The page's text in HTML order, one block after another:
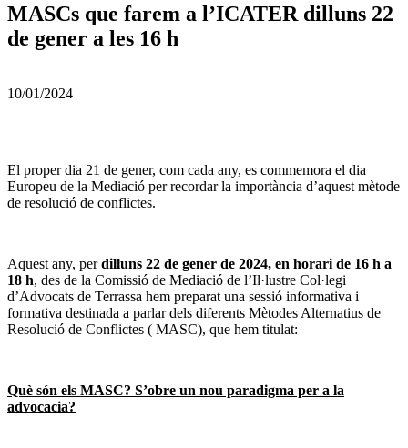
MASCs que farem a l’ICATER dilluns 22
de gener a les 16 h
10/01/2024
El proper dia 21 de gener, com cada any, es commemora el dia
Europeu de la Mediació per recordar la importància d’aquest mètode
de resolució de conflictes.
Aquest any, perdilluns 22 de gener de 2024, en horari de 16 h a
18 h, des de la Comissió de Mediació de l’Il·lustre Col·legi
d’Advocats de Terrassa hem preparat una sessió informativa i
formativa destinada a parlar dels diferents Mètodes Alternatius de
Resolució de Conflictes ( MASC), que hem titulat:
Què són els MASC? S’obre un nou paradigma per a la
advocacia?